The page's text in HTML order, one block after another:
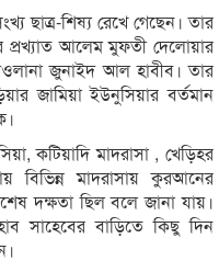
ছাত্র-শিষ্য রেখে গেছেন। তার
প্রখ্যাত আলেম মুফতী দেলোয়ার
জুনাইদ আল হাবীব। তার
জামিয়া ইউনুসিয়ার বর্তমান
কটিয়াদি মাদরাসা , খেড়িহর
বিভিন্ন মাদরাসায় কুরআনের
দক্ষতা ছিল বলে জানা যায়।
সাহেবের বাড়িতে কিছু দিন